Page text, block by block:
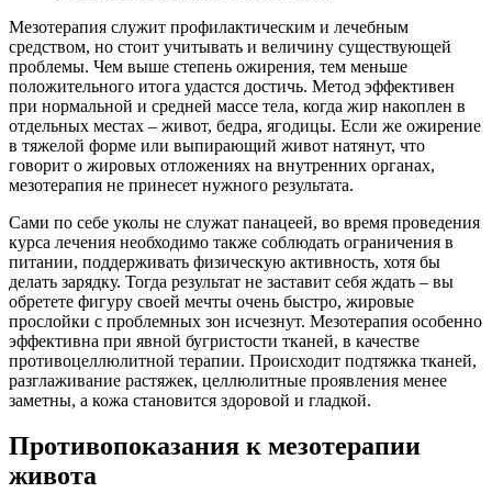
Мезотерапия служит профилактическим и лечебным
средством, но стоит учитывать и величину существующей
проблемы. Чем выше степень ожирения, тем меньше
положительного итога удастся достичь. Метод эффективен
при нормальной и средней массе тела, когда жир накоплен в
отдельных местах – живот, бедра, ягодицы. Если же ожирение
в тяжелой форме или выпирающий живот натянут, что
говорит о жировых отложениях на внутренних органах,
мезотерапия не принесет нужного результата.
Сами по себе уколы не служат панацеей, во время проведения
курса лечения необходимо также соблюдать ограничения в
питании, поддерживать физическую активность, хотя бы
делать зарядку. Тогда результат не заставит себя ждать – вы
обретете фигуру своей мечты очень быстро, жировые
прослойки с проблемных зон исчезнут. Мезотерапия особенно
эффективна при явной бугристости тканей, в качестве
противоцеллюлитной терапии. Происходит подтяжка тканей,
разглаживание растяжек, целлюлитные проявления менее
заметны, а кожа становится здоровой и гладкой.
Противопоказания к мезотерапии
живота